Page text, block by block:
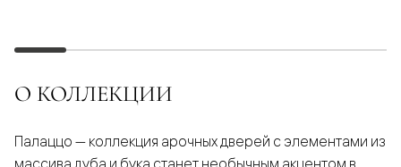
О КОЛЛЕКЦИИ
Палаццо — коллекция арочных дверей с элементами из